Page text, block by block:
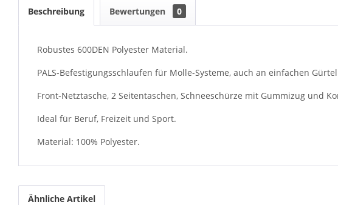
Beschreibung Bewertungen 0
Robustes 600DEN Polyester Material.
PALS-Befestigungsschlaufen für Molle-Systeme, auch an einfachen
Front-Netztasche, 2 Seitentaschen, Schneeschürze mit Gummizug und
Ideal für Beruf, Freizeit und Sport.
Material: 100% Polyester.
Ähnliche Artikel